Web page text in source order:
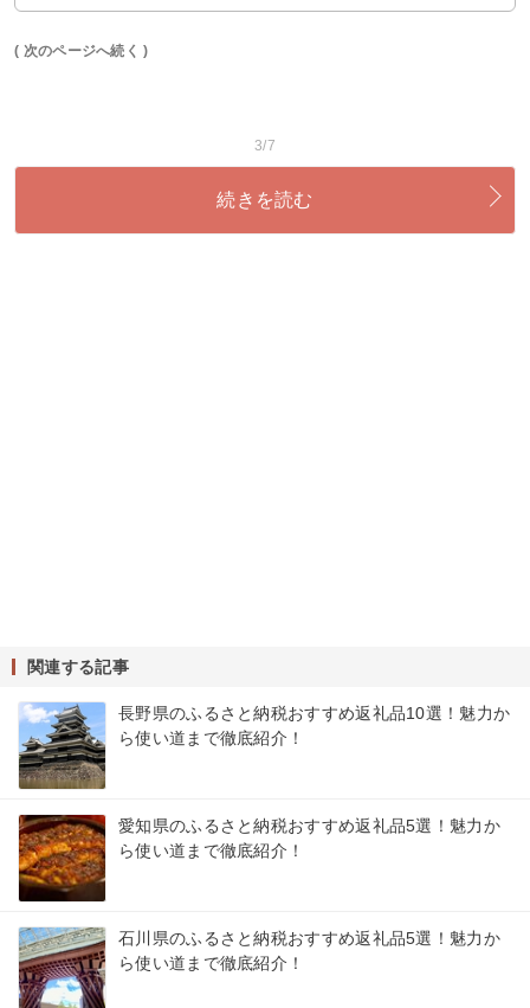
( 次のページへ続く )
3/7
続きを読む
関連する記事
長野県のふるさと納税おすすめ返礼品10選！魅力か
ら使い道まで徹底紹介！
愛知県のふるさと納税おすすめ返礼品5選！魅力か
ら使い道まで徹底紹介！
石川県のふるさと納税おすすめ返礼品5選！魅力か
ら使い道まで徹底紹介！